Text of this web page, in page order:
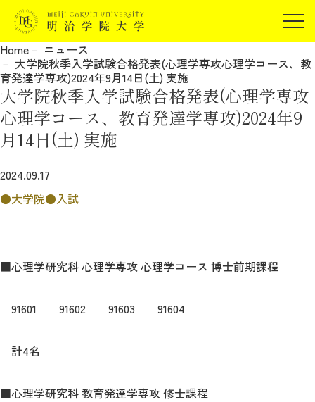
在学生の方
卒業生の方
保証人の方
企業・研究者の方
JP EN
受験生の方
報道関係の方
研究
学生生活
Home
ニュース
大学院秋季入学試験合格発表(心理学専攻心理学コース、教
育発達学専攻)2024年9月14日(土) 実施
大学院秋季入学試験合格発表(心理学専攻
心理学コース、教育発達学専攻)2024年9
月14日(土) 実施
2024.09.17
大学院
入試
■心理学研究科 心理学専攻 心理学コース 博士前期課程
91601 91602 91603 91604
計4名
■心理学研究科 教育発達学専攻 修士課程